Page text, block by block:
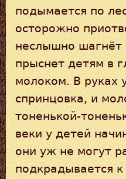
подымается по
осторожно
неслышно шагнёт
прыснет детям в
молоком. В руках
спринцовка, и
тоненькой-
веки у детей
они уж не могут
подкрадывается